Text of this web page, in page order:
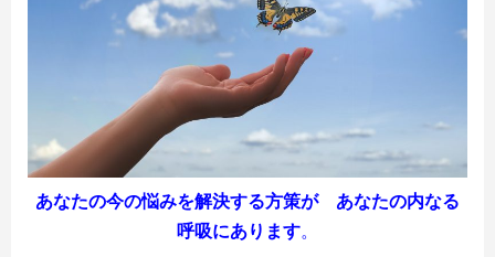
あなたの今の悩みを解決する方策が あなたの内なる
呼吸にあります。